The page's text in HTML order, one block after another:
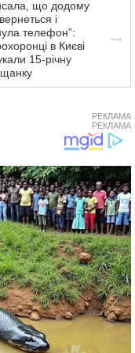
що додому
і
телефон”:
в Києві
15-річну
РЕКЛАМА
РЕКЛАМА